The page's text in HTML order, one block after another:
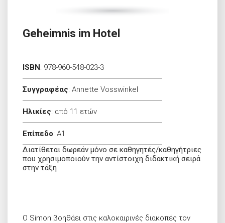
Geheimnis im Hotel
ISBN: 978-960-548-023-3
Συγγραφέας: Annette Vosswinkel
Ηλικίες: από 11 ετών
Επίπεδο: A1
Διατίθεται δωρεάν μόνο σε καθηγητές/καθηγήτριες
που χρησιμοποιούν την αντίστοιχη διδακτική σειρά
στην τάξη
Ο Simon βοηθάει στις καλοκαιρινές διακοπές τον